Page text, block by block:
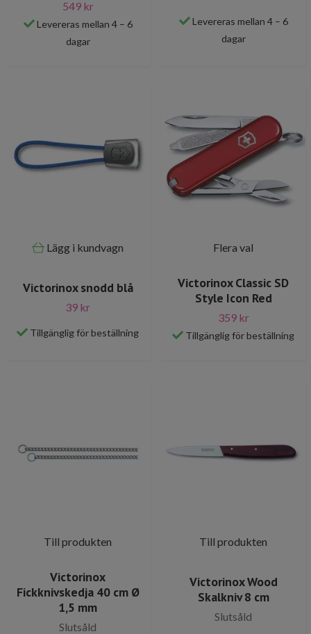
549 kr
Levereras mellan 4 – 6
dagar
Levereras mellan 4 – 6
dagar
Lägg i kundvagn
Victorinox snodd blå
39 kr
Tillgänglig för beställning
Flera val
Victorinox Classic SD
Style Icon Red
359 kr
Tillgänglig för beställning
Till produkten
Victorinox
Fickknivskedja 40 cm Ø
1,5 mm
Slutsåld
Till produkten
Victorinox Wood
Skalkniv 8 cm
Slutsåld